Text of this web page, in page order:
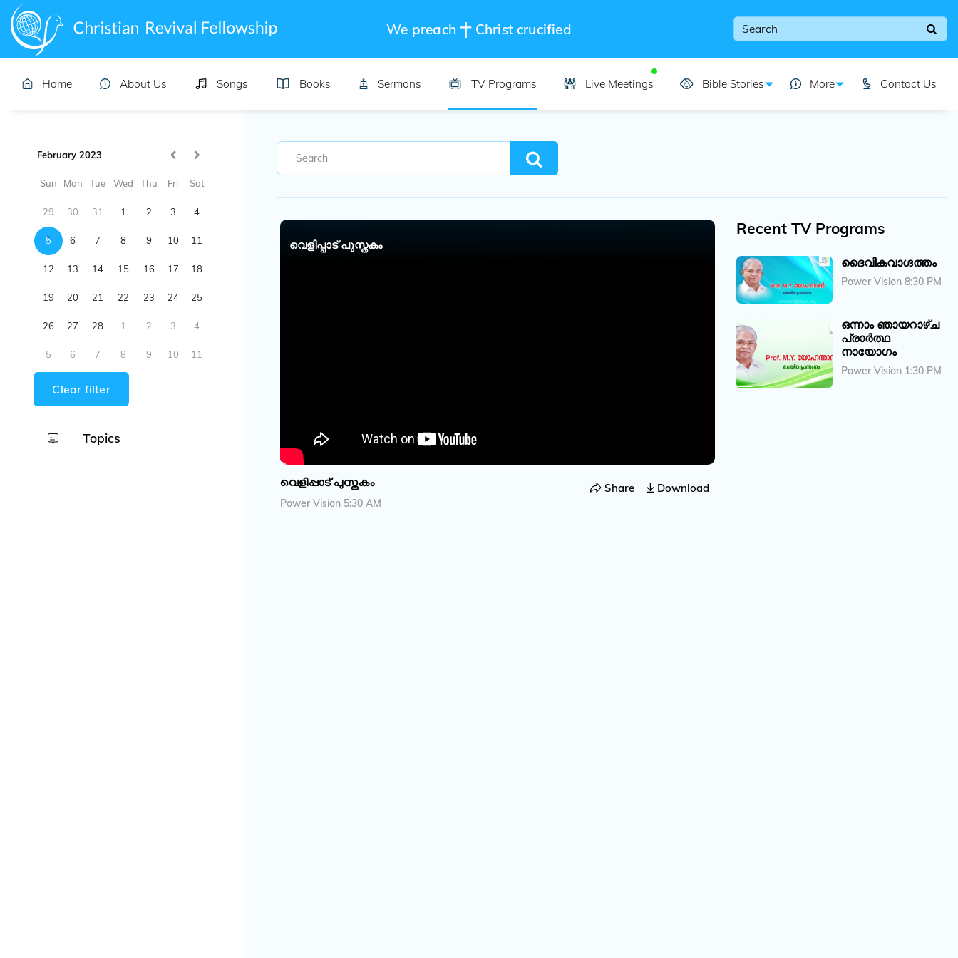
We preach Christ crucified
Home About Us Songs Books Sermons TV Programs Live Meetings Bible Stories More Contact Us
February 2023
Sun Mon Tue Wed Thu Fri Sat
29 30 31 1 2 3 4
5 6 7 8 9 10 11
12 13 14 15 16 17 18
19 20 21 22 23 24 25
26 27 28 1 2 3 4
5 6 7 8 9 10 11
Clear filter
Topics
വെളിപ്പാട് പുസ്തകം
വെളിപ്പാട് പുസ്തകം
Power Vision 5:30 AM
Share Download
Recent TV Programs
ദൈവികവാ​ഗ്ദത്തം
Power Vision 8:30 PM
ഒന്നാം ഞായറാഴ്ച
പ്രാർത്ഥ
നായോഗം
Power Vision 1:30 PM